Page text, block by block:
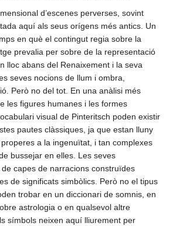
d’escenes perverses, sovint
aquí als seus orígens més antics. Un
en què el contingut regia sobre la
prevalia per sobre de la representació
lloc abans del Renaixement i la seva
seves nocions de llum i ombra,
Però no del tot. En una anàlisi més
les figures humanes i les formes
visual de Pinteritsch poden existir
pautes clàssiques, ja que estan lluny
a la ingenuïtat, i tan complexes
bussejar en elles. Les seves
capes de narracions construïdes
de significats simbòlics. Però no el tipus
trobar en un diccionari de somnis, en
astrologia o en qualsevol altre
símbols neixen aquí lliurement per